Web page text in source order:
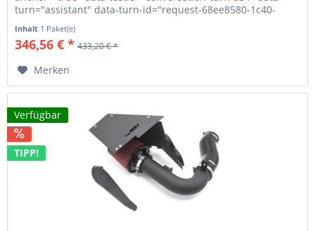
turn="assistant" data-turn-id="request-68ee8580-1c40-
Inhalt 1 Paket(e)
346,56 € * 433,20 € *
Merken
Verfügbar
TIPP!